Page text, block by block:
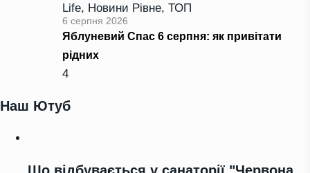
Life, Новини Рівне, ТОП
6 серпня 2026
Яблуневий Спас 6 серпня: як привітати
рідних
4
Наш Ютуб